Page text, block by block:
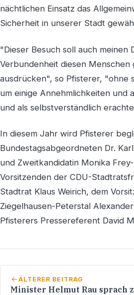
nächtlichen Einsatz das
Sicherheit in unserer Stadt
"Dieser Besuch soll auch meinen
Verbundenheit diesen Menschen
ausdrücken", so Pfisterer, "ohne
um einige Annehmlichkeiten und
und als selbstverständlich
In diesem Jahr wird Pfisterer
Bundestagsabgeordneten Dr.
und Zweitkandidatin Monika
Vorsitzenden der CDU-
Stadtrat Klaus Weirich, dem
Ziegelhausen-Peterstal
Pfisterers Pressereferent David
ÄLTERER BEITRAG
Minister Helmut Rau sprach